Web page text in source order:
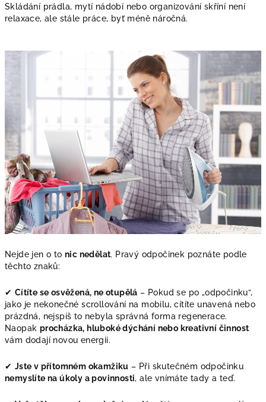
Skládání prádla, mytí nádobí nebo organizování skříní není
relaxace, ale stále práce, byť méně náročná.
Nejde jen o to nic nedělat. Pravý odpočinek poznáte podle
těchto znaků:
✔ Cítíte se osvěžená, ne otupělá – Pokud se po „odpočinku“,
jako je nekonečné scrollování na mobilu, cítíte unavená nebo
prázdná, nejspíš to nebyla správná forma regenerace.
Naopak procházka, hluboké dýchání nebo kreativní činnost
vám dodají novou energii.
✔ Jste v přítomném okamžiku – Při skutečném odpočinku
nemyslíte na úkoly a povinnosti, ale vnímáte tady a teď.